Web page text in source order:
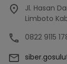
Jl. Hasan
Limboto
0822 9115